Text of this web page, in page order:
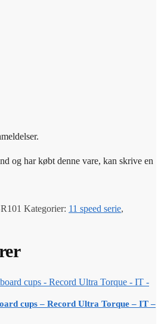
og har købt denne vare, kan skrive en
Kategorier: 11 speed serie,
cups – Record Ultra Torque – IT –